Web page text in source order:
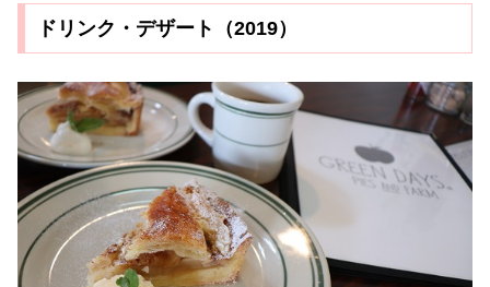
ドリンク・デザート（2019）